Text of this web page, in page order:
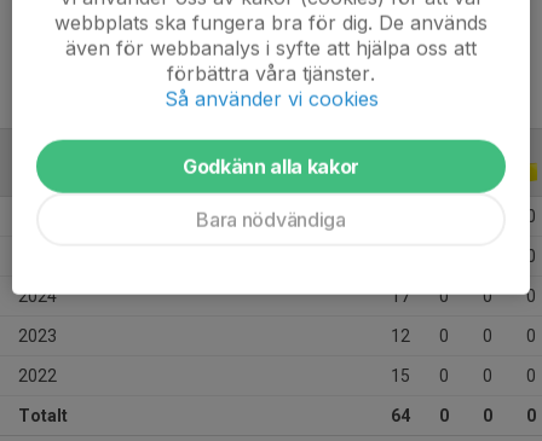
Ålder
14 år
ALLA SERIER ALLA ÅR
0
0
2024 17 0 0 0
2023 12 0 0 0
2022 15 0 0 0
Totalt 64 0 0 0
webbplats ska fungera bra för dig. De används
även för webbanalys i syfte att hjälpa oss att
förbättra våra tjänster.
Så använder vi cookies
Godkänn alla kakor
Bara nödvändiga